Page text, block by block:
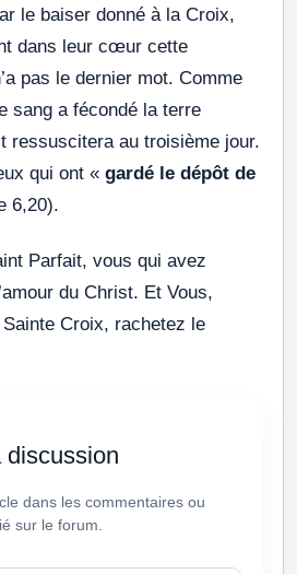
le baiser donné à la Croix,
dans leur cœur cette
pas le dernier mot. Comme
sang a fécondé la terre
ressuscitera au troisième jour.
qui ont « gardé le dépôt de
6,20).
Parfait, vous qui avez
du Christ. Et Vous,
Croix, rachetez le
discussion
dans les commentaires ou
sur le forum.